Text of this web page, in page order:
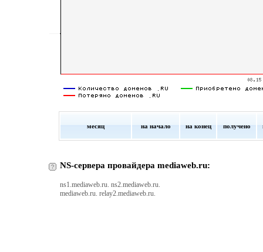
месяц на начало на конец получено
NS-сервера провайдера mediaweb.ru:
ns1.mediaweb.ru. ns2.mediaweb.ru.
mediaweb.ru. relay2.mediaweb.ru.